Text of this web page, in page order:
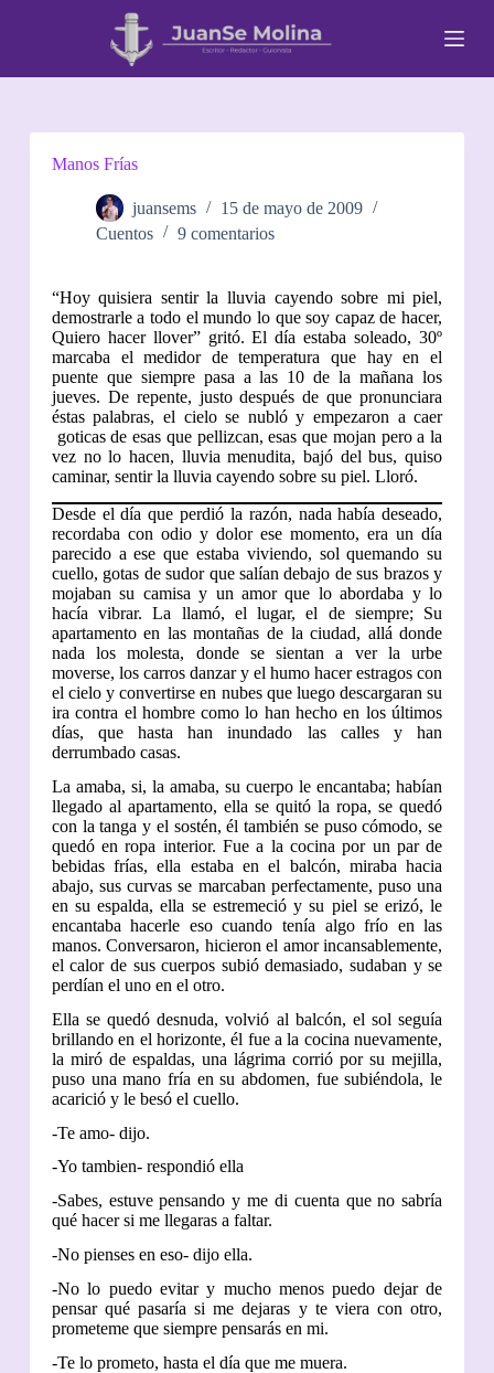
t
Manos Frías
juansems
15 de mayo de 2009
Cuentos
9 comentarios
“Hoy quisiera sentir la lluvia cayendo sobre mi piel,
demostrarle a todo el mundo lo que soy capaz de hacer,
Quiero hacer llover” gritó. El día estaba soleado, 30º
marcaba el medidor de temperatura que hay en el
puente que siempre pasa a las 10 de la mañana los
jueves. De repente, justo después de que pronunciara
éstas palabras, el cielo se nubló y empezaron a caer
goticas de esas que pellizcan, esas que mojan pero a la
vez no lo hacen, lluvia menudita, bajó del bus, quiso
caminar, sentir la lluvia cayendo sobre su piel. Lloró.
Desde el día que perdió la razón, nada había deseado,
recordaba con odio y dolor ese momento, era un día
parecido a ese que estaba viviendo, sol quemando su
cuello, gotas de sudor que salían debajo de sus brazos y
mojaban su camisa y un amor que lo abordaba y lo
hacía vibrar. La llamó, el lugar, el de siempre; Su
apartamento en las montañas de la ciudad, allá donde
nada los molesta, donde se sientan a ver la urbe
moverse, los carros danzar y el humo hacer estragos con
el cielo y convertirse en nubes que luego descargaran su
ira contra el hombrecomo lo han hecho en los últimos
días, que hasta han inundado las calles y han
derrumbado casas.
La amaba, si, la amaba, su cuerpo le encantaba; habían
llegado al apartamento, ella se quitó la ropa, se quedó
con la tanga y el sostén, él también se puso cómodo, se
quedó en ropa interior. Fue a la cocina por un par de
bebidas frías, ella estaba en el balcón, miraba hacia
abajo, sus curvas se marcaban perfectamente, puso una
en su espalda, ella se estremeció y su piel se erizó, le
encantaba hacerle eso cuando tenía algo frío en las
manos. Conversaron, hicieron el amor incansablemente,
el calor de sus cuerpos subió demasiado, sudaban y se
perdían el uno en el otro.
Ella se quedó desnuda, volvió al balcón, el sol seguía
brillando en el horizonte, él fue a la cocina nuevamente,
la miró de espaldas, una lágrima corrió por su mejilla,
puso una mano fría en su abdomen, fue subiéndola, le
acarició y le besó el cuello.
-Te amo- dijo.
-Yo tambien- respondió ella
-Sabes, estuve pensando y me di cuenta que no sabría
qué hacer si me llegaras a faltar.
-No pienses en eso- dijo ella.
-No lo puedo evitar y mucho menos puedo dejar de
pensar qué pasaría si me dejaras y te viera con otro,
prometeme que siempre pensarás en mi.
-Te lo prometo, hasta el día que me muera.